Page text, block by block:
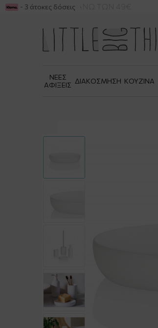
ΓΙΑ ΑΓΟΡΕΣ ΑΝΩ ΤΩΝ 49€
- 3 άτοκες δόσεις
ΝΕΕΣ
ΑΦΙΞΕΙΣ ΔΙΑΚΟΣΜΗΣΗ ΚΟΥΖΙΝΑ